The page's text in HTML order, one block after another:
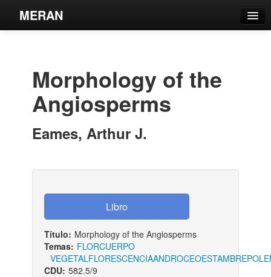
MERAN
Estantes Virtuales
Morphology of the
Angiosperms
Eames, Arthur J.
Título: Morphology of the Angiosperms
Temas: FLORCUERPO
VEGETALFLORESCENCIAANDROCEOESTAMBRE
CDU: 582.5/9